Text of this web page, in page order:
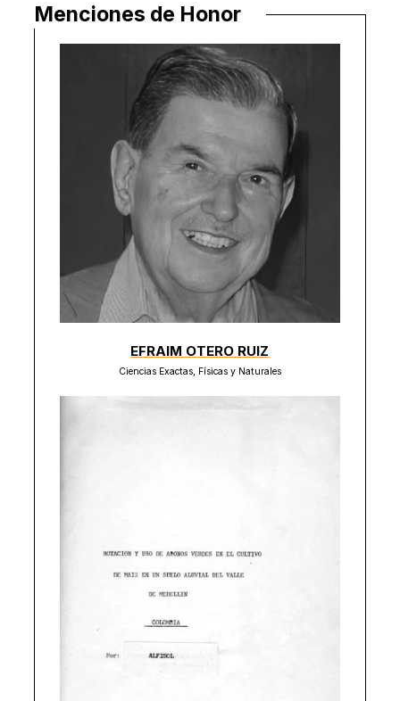
Menciones de Honor
EFRAIM OTERO RUIZ
Ciencias Exactas, Físicas y Naturales